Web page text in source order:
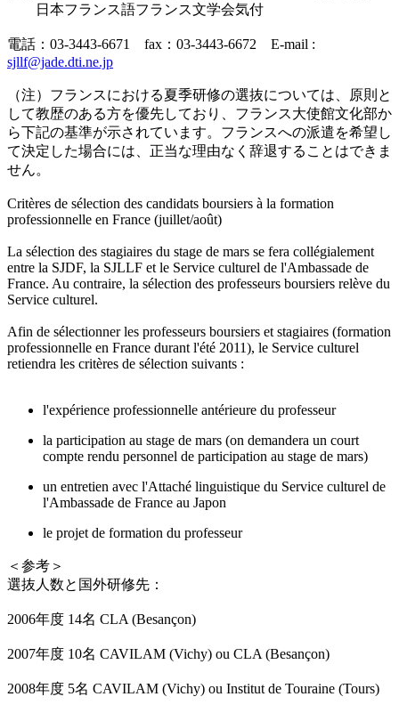
日本フランス語フランス文学会気付
電話：03-3443-6671 fax：03-3443-6672 E-mail :
sjllf@jade.dti.ne.jp
（注）フランスにおける夏季研修の選抜については、原則と
して教歴のある方を優先しており、フランス大使館文化部か
ら下記の基準が示されています。フランスへの派遣を希望し
て決定した場合には、正当な理由なく辞退することはできま
せん。
Critères de sélection des candidats boursiers à la formation
professionnelle en France (juillet/août)
La sélection des stagiaires du stage de mars se fera collégialement
entre la SJDF, la SJLLF et le Service culturel de l'Ambassade de
France. Au contraire, la sélection des professeurs boursiers relève du
Service culturel.
Afin de sélectionner les professeurs boursiers et stagiaires (formation
professionnelle en France durant l'été 2011), le Service culturel
retiendra les critères de sélection suivants :
l'expérience professionnelle antérieure du professeur
la participation au stage de mars (on demandera un court
compte rendu personnel de participation au stage de mars)
un entretien avec l'Attaché linguistique du Service culturel de
l'Ambassade de France au Japon
le projet de formation du professeur
＜参考＞
選抜人数と国外研修先：
2006年度 14名 CLA (Besançon)
2007年度 10名 CAVILAM (Vichy) ou CLA (Besançon)
2008年度 5名 CAVILAM (Vichy) ou Institut de Touraine (Tours)